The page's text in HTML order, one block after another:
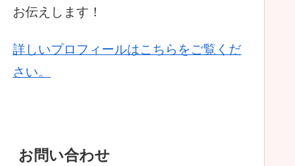
お伝えします！
詳しいプロフィールはこちらをご覧くだ
さい。
お問い合わせ